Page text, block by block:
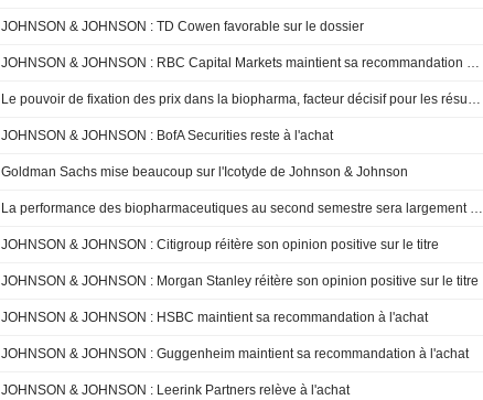
JOHNSON & JOHNSON : TD Cowen favorable sur le dossier
JOHNSON & JOHNSON : RBC Capital Markets maintient sa recommandation à l'achat
Le pouvoir de fixation des prix dans la biopharma, facteur décisif pour les résultats du deuxième trimestre, selon BofA
JOHNSON & JOHNSON : BofA Securities reste à l'achat
Goldman Sachs mise beaucoup sur l'Icotyde de Johnson & Johnson
La performance des biopharmaceutiques au second semestre sera largement portée par les fondamentaux, selon Morgan Stanley
JOHNSON & JOHNSON : Citigroup réitère son opinion positive sur le titre
JOHNSON & JOHNSON : Morgan Stanley réitère son opinion positive sur le titre
JOHNSON & JOHNSON : HSBC maintient sa recommandation à l'achat
JOHNSON & JOHNSON : Guggenheim maintient sa recommandation à l'achat
JOHNSON & JOHNSON : Leerink Partners relève à l'achat